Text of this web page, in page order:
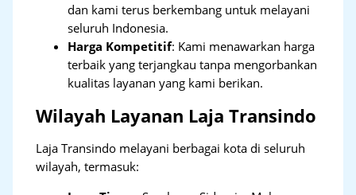
dan kami terus berkembang untuk melayani
seluruh Indonesia.
Harga Kompetitif: Kami menawarkan harga
terbaik yang terjangkau tanpa mengorbankan
kualitas layanan yang kami berikan.
Wilayah Layanan Laja Transindo
Laja Transindo melayani berbagai kota di seluruh
wilayah, termasuk: